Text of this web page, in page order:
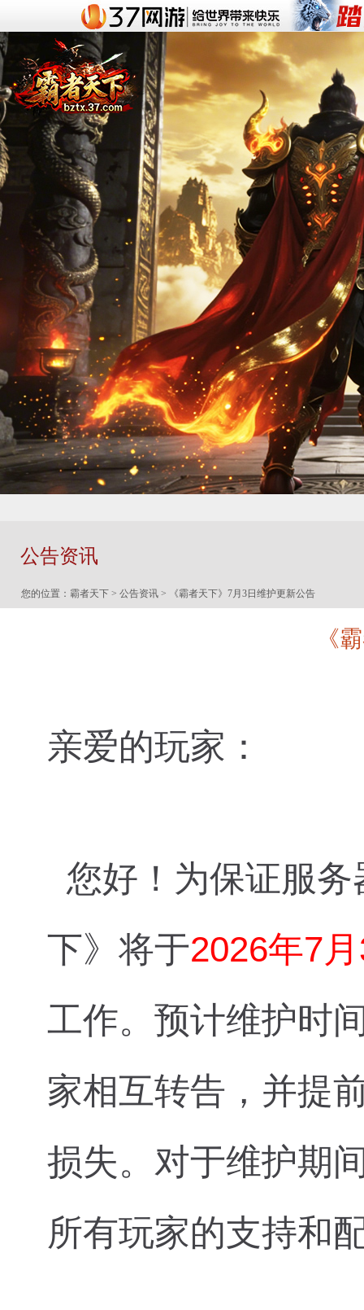
公告资讯
您的位置： 霸者天下 > 公告资讯 > 《霸者天下》7月3日维护更新公告
《
亲爱的玩家：
您好！为保证服
下》将于2026年7
工作。预计维护时
家相互转告，并提
损失。对于维护期
所有玩家的支持和